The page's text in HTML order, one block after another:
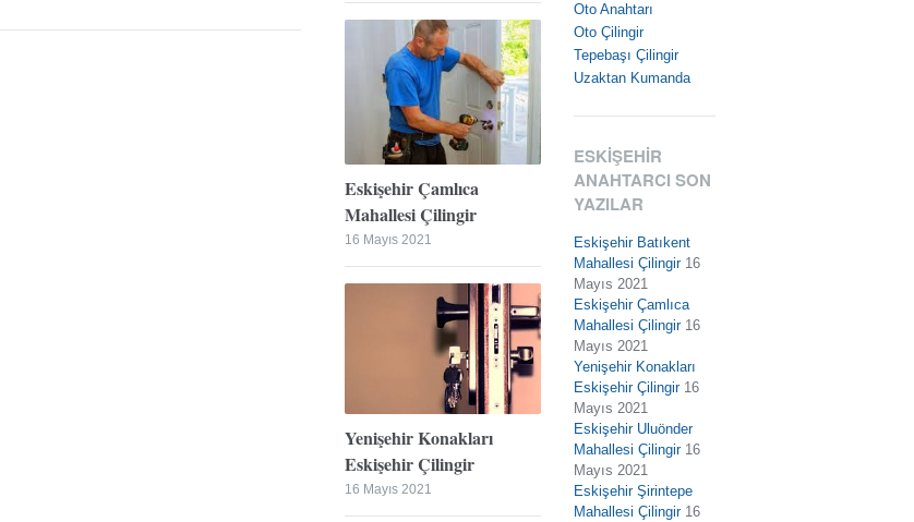
Eskişehir Çamlıca
Mahallesi Çilingir
16 Mayıs 2021
Yenişehir Konakları
Eskişehir Çilingir
16 Mayıs 2021
Oto Anahtarı
Oto Çilingir
Tepebaşı Çilingir
Uzaktan Kumanda
ESKIŞEHIR
ANAHTARCI SON
YAZILAR
Eskişehir Batıkent
Mahallesi Çilingir 16
Mayıs 2021
Eskişehir Çamlıca
Mahallesi Çilingir 16
Mayıs 2021
Yenişehir Konakları
Eskişehir Çilingir 16
Mayıs 2021
Eskişehir Uluönder
Mahallesi Çilingir 16
Mayıs 2021
Eskişehir Şirintepe
Mahallesi Çilingir 16